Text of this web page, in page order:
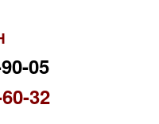
05
32